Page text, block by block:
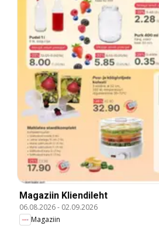
Magaziin Kliendileht
06.08.2026- 02.09.2026
Magaziin